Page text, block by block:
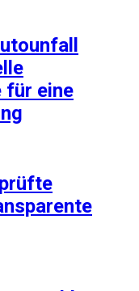
für eine